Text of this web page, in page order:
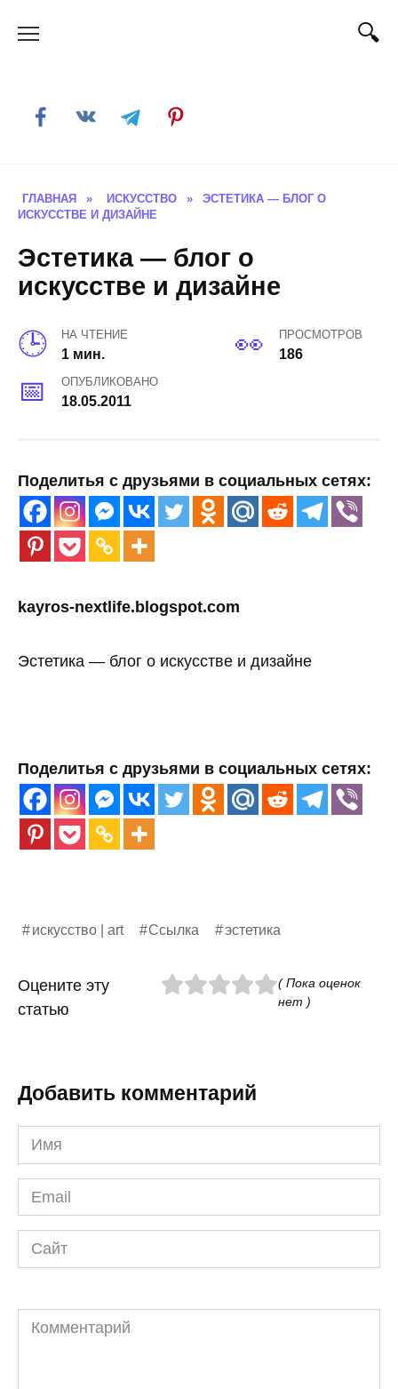
ГЛАВНАЯ » ИСКУССТВО »
ЭСТЕТИКА — БЛОГ О
ИСКУССТВЕ И ДИЗАЙНЕ
Эстетика — блог о
искусстве и дизайне
НА ЧТЕНИЕ
1 мин.
ПРОСМОТРОВ
186
ОПУБЛИКОВАНО
18.05.2011
Поделитья с друзьями в социальных сетях:
kayros-nextlife.blogspot.com
Эстетика — блог о искусстве и дизайне
Поделитья с друзьями в социальных сетях:
искусство | art Ссылка эстетика
Оцените эту
статью
( Пока оценок
нет )
Добавить комментарий
Имя
*
Email
*
Сайт
Комментарий